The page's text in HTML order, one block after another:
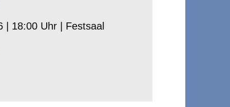
| 18:00 Uhr | Festsaal